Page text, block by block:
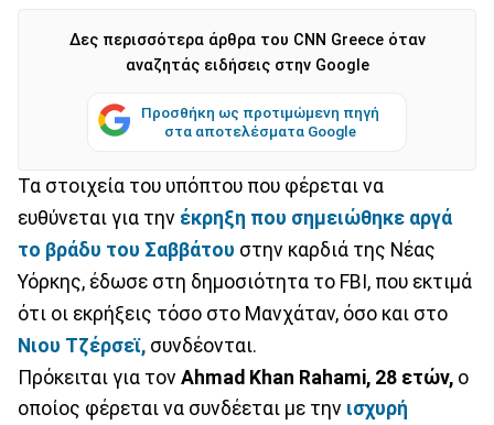
Δες περισσότερα άρθρα του CNN Greece όταν
αναζητάς ειδήσεις στην Google
Προσθήκη ως προτιμώμενη πηγή
στα αποτελέσματα Google
Τα στοιχεία του υπόπτου που φέρεται να
ευθύνεται για την έκρηξη που σημειώθηκε αργά
το βράδυ του Σαββάτου στην καρδιά της Νέας
Υόρκης, έδωσε στη δημοσιότητα το FBI, που εκτιμά
ότι οι εκρήξεις τόσο στο Μανχάταν, όσο και στο
Νιου Τζέρσεϊ, συνδέονται.
Πρόκειται για τον Ahmad Khan Rahami, 28 ετών, ο
οποίος φέρεται να συνδέεται με την ισχυρή